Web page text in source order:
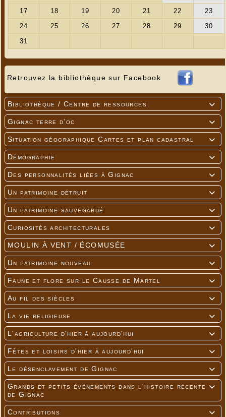
Retrouvez la bibliothèque sur Facebook

Bibliothèque / Centre de ressources

Gignac terre d'oc

Situation géographique Cartes et plan cadastral

Démographie

Des personnalités liées à Gignac

Un patrimoine détruit

Un patrimoine sauvegardé

Curiosités architecturales

MOULIN À VENT / ÉCOMUSÉE

Un patrimoine nouveau

Faune et flore sur le Causse de Martel

Au fil des siècles

La vie religieuse

L'agriculture d'hier à aujourd'hui

Fêtes et loisirs d'hier à aujourd'hui

Le désenclavement de Gignac

Grands et petits événements dans l'histoire récente
de Gignac

Contributions